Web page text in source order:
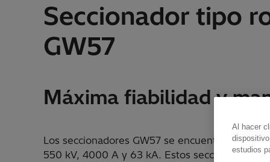
Seccionador tipo
GW57
Máxima fiabilidad y
Los seccionadores GW57 se encuentran
550 kV, 4000 A y 63 kA. Estos seccionadores
Al hacer
estudios